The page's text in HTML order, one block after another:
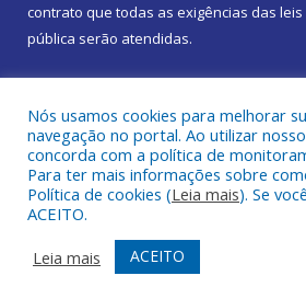
contrato que todas as exigências das leis
pública serão atendidas.
Todos os direitos reservados a Câmara
Mapa do Site
Acessar Área
Acessar Webmail
Nós usamos cookies para melhorar
navegação no portal. Ao utilizar
concorda com a política de
Para ter mais informações sobre
Política de cookies (Leia mais). Se
ACEITO.
Leia mais
ACEITO